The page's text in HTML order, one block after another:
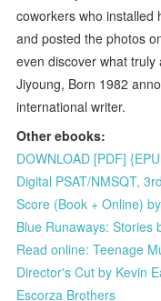
coworkers who installed
and posted the photos
even discover what
Jiyoung, Born 1982
international writer.
Other ebooks:
DOWNLOAD [PDF]
Digital PSAT/NMSQT,
Score (Book + Online)
Blue Runaways: Stories
Read online: Teenage
Director's Cut by Kevin
Escorza Brothers